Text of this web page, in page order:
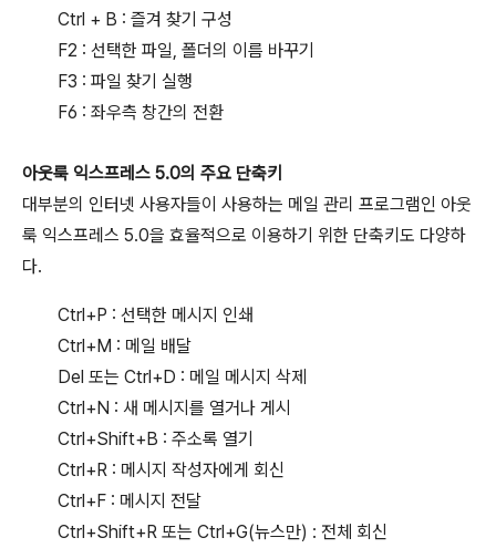
Ctrl + B : 즐겨 찾기 구성
F2 : 선택한 파일, 폴더의 이름 바꾸기
F3 : 파일 찾기 실행
F6 : 좌우측 창간의 전환
아웃룩 익스프레스 5.0의 주요 단축키
대부분의 인터넷 사용자들이 사용하는 메일 관리 프로그램인 아웃
룩 익스프레스 5.0을 효율적으로 이용하기 위한 단축키도 다양하
다.
Ctrl+P : 선택한 메시지 인쇄
Ctrl+M : 메일 배달
Del 또는 Ctrl+D : 메일 메시지 삭제
Ctrl+N : 새 메시지를 열거나 게시
Ctrl+Shift+B : 주소록 열기
Ctrl+R : 메시지 작성자에게 회신
Ctrl+F : 메시지 전달
Ctrl+Shift+R 또는 Ctrl+G(뉴스만) : 전체 회신